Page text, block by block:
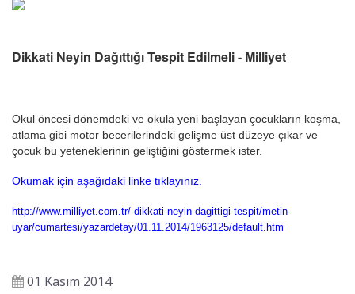
Dikkati Neyin Dağıttığı Tespit Edilmeli - Milliyet
Okul öncesi dönemdeki ve okula yeni başlayan çocukların koşma,
atlama gibi motor becerilerindeki gelişme üst düzeye çıkar ve
çocuk bu yeteneklerinin geliştiğini göstermek ister.
Okumak için aşağıdaki linke tıklayınız.
http://www.milliyet.com.tr/-dikkati-neyin-dagittigi-tespit/metin-
uyar/cumartesi/yazardetay/01.11.2014/1963125/default.htm
01 Kasım 2014